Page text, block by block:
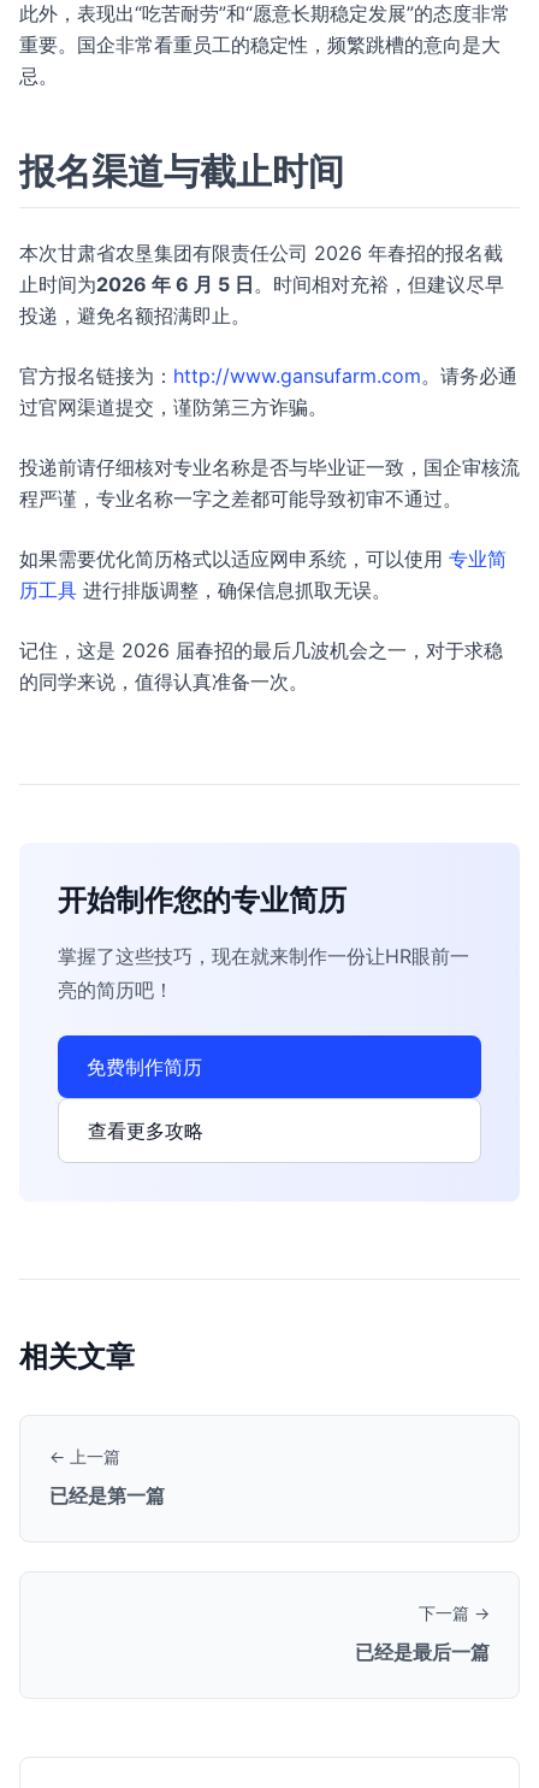
此外，表现出“吃苦耐劳”和“愿意长期稳定发展”的态度非常
重要。国企非常看重员工的稳定性，频繁跳槽的意向是大
忌。
报名渠道与截止时间
本次甘肃省农垦集团有限责任公司 2026 年春招的报名截
止时间为2026 年 6 月 5 日。时间相对充裕，但建议尽早
投递，避免名额招满即止。
官方报名链接为： http://www.gansufarm.com。请务必通
过官网渠道提交，谨防第三方诈骗。
投递前请仔细核对专业名称是否与毕业证一致，国企审核流
程严谨，专业名称一字之差都可能导致初审不通过。
如果需要优化简历格式以适应网申系统，可以使用 专业简
历工具 进行排版调整，确保信息抓取无误。
记住，这是 2026 届春招的最后几波机会之一，对于求稳
的同学来说，值得认真准备一次。
开始制作您的专业简历
掌握了这些技巧，现在就来制作一份让HR眼前一
亮的简历吧！
免费制作简历
查看更多攻略
相关文章
← 上一篇
已经是第一篇
下一篇 →
已经是最后一篇